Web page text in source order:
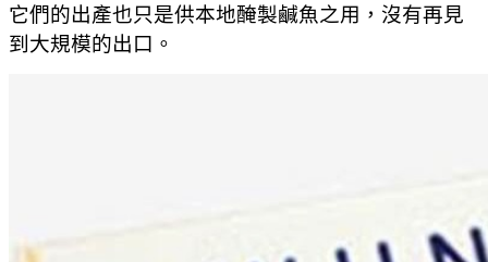
它們的出產也只是供本地醃製鹹魚之用，沒有再見
到大規模的出口。